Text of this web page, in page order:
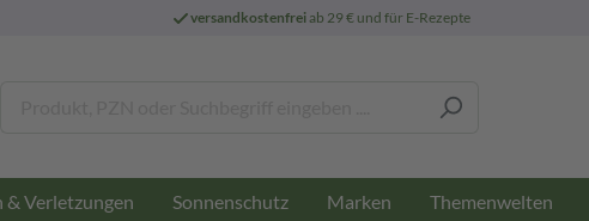
versandkostenfreiab 29 € und für E-Rezepte
& Verletzungen Sonnenschutz Marken Themenwelten